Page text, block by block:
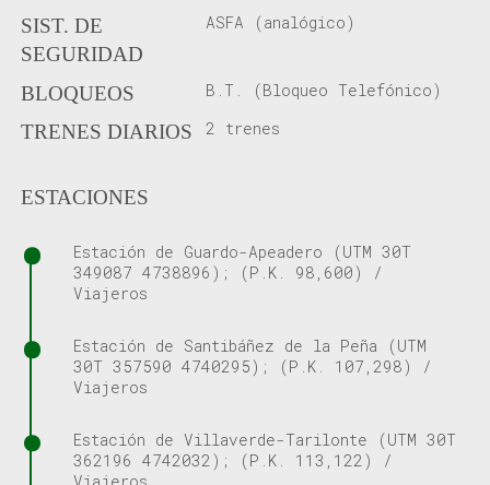
SIST. DE
SEGURIDAD
ASFA (analógico)
BLOQUEOS B.T. (Bloqueo Telefónico)
TRENES DIARIOS 2 trenes
ESTACIONES
Estación de Guardo-Apeadero (UTM 30T
349087 4738896); (P.K. 98,600) /
Viajeros
Estación de Santibáñez de la Peña (UTM
30T 357590 4740295); (P.K. 107,298) /
Viajeros
Estación de Villaverde-Tarilonte (UTM 30T
362196 4742032); (P.K. 113,122) /
Viajeros